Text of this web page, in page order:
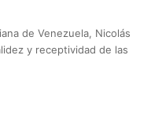
de Venezuela, Nicolás
y receptividad de las